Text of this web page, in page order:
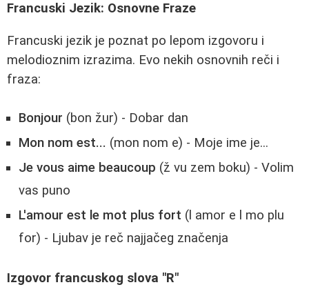
Francuski Jezik: Osnovne Fraze
Francuski jezik je poznat po lepom izgovoru i
melodioznim izrazima. Evo nekih osnovnih reči i
fraza:
Bonjour (bon žur) - Dobar dan
Mon nom est... (mon nom e) - Moje ime je...
Je vous aime beaucoup (ž vu zem boku) - Volim
vas puno
L'amour est le mot plus fort (l amor e l mo plu
for) - Ljubav je reč najjačeg značenja
Izgovor francuskog slova "R"